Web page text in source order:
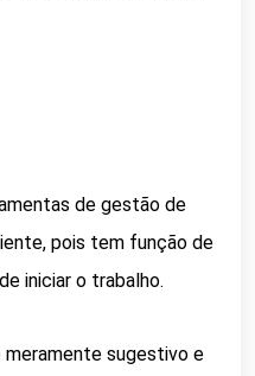
de gestão de
pois tem função de
iniciar o trabalho.
meramente sugestivo e